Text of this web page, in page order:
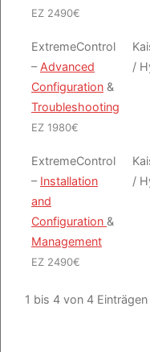
EZ 2490€
ExtremeControl
– Advanced
Configuration &
Troubleshooting
EZ 1980€
/
ExtremeControl
– Installation
and
Configuration &
Management
EZ 2490€
/
1 bis 4 von 4 Einträgen